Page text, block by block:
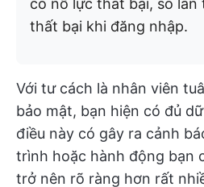
có nỗ lực thất bại, số lần
thất bại khi đăng nhập.
Với tư cách là nhân viên
bảo mật, bạn hiện có đủ
điều này có gây ra cảnh
trình hoặc hành động bạn
trở nên rõ ràng hơn rất